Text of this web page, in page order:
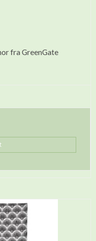
fra GreenGate